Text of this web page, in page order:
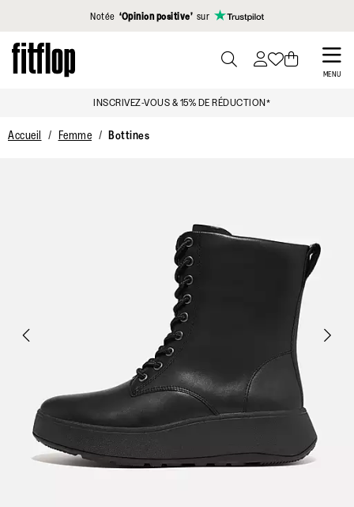
Cliquez pour consulter notre déclaration d'accessibilité
Notée ‘Opinion positive’ sur
Skip
to
MENU
TO
INSCRIVEZ-VOUS & 15% DE RÉDUCTION*
Accueil Femme Bottines